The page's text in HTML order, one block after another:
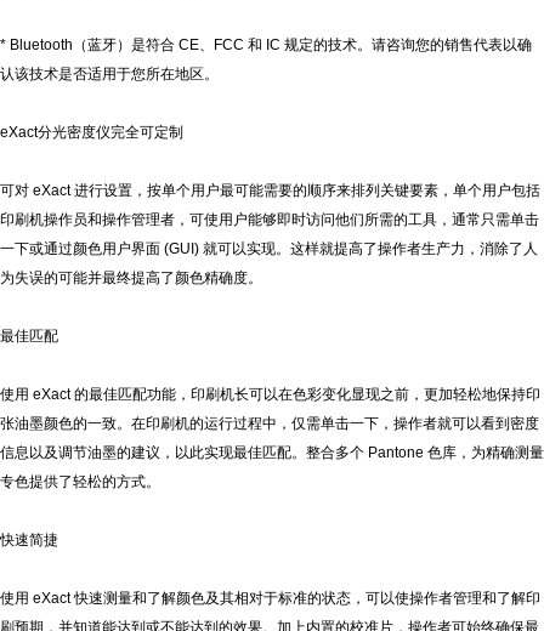
* Bluetooth （蓝牙）是符合 CE、 FCC 和 IC 规定的技术。请咨询您的销售代表以确
认该技术是否适用于您所在地区。
eXact分光密度仪完全可定制
可对 eXact进行设置，按单个用户最可能需要的顺序来排列关键要素，单个用户包括
印刷机操作员和操作管理者，可使用户能够即时访问他们所需的工具，通常只需单击
一下或通过颜色用户界面 (GUI) 就可以实现。这样就提高了操作者生产力，消除了人
为失误的可能并最终提高了颜色精确度。
最佳匹配
使用 eXact的最佳匹配功能，印刷机长可以在色彩变化显现之前，更加轻松地保持印
张油墨颜色的一致。在印刷机的运行过程中，仅需单击一下，操作者就可以看到密度
信息以及调节油墨的建议，以此实现最佳匹配。整合多个 Pantone 色库，为精确测量
专色提供了轻松的方式。
快速简捷
使用 eXact快速测量和了解颜色及其相对于标准的状态，可以使操作者管理和了解印
刷预期，并知道能达到或不能达到的效果。加上内置的校准片，操作者可始终确保最